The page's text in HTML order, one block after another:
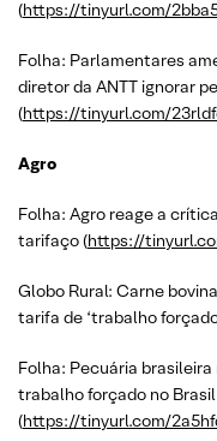
(https://tinyurl.com/
Folha: Parlamentares
diretor da ANTT ignorar
(https://tinyurl.com/
Agro
Folha: Agro reage a
tarifaço (https://
Globo Rural: Carne
tarifa de ‘trabalho
Folha: Pecuária brasileira
trabalho forçado no
(https://tinyurl.com/